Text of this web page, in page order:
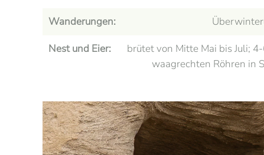
Wanderungen:
Nest und Eier:
brütet von Mitte Mai bis Juli;
waagrechten Röhren in